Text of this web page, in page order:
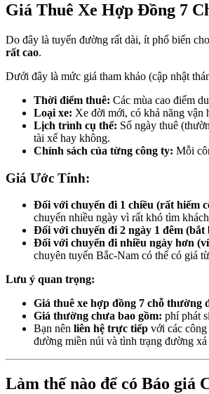
Giá Thuê Xe Hợp Đồng 7
Do đây là tuyến đường rất dài, ít phổ biến
rất cao.
Dưới đây là mức giá tham khảo (cập nhật
Thời điểm thuê: Các mùa cao điểm
Loại xe: Xe đời mới, có khả năng vận
Lịch trình cụ thể: Số ngày thuê
tài xế hay không.
Chính sách của từng công ty: Mỗi
Giá Ước Tính:
Đối với chuyến đi 1 chiều (rất hiếm
chuyến nhiều ngày vì rất khó tìm
Đối với chuyến đi 2 ngày 1 đêm
Đối với chuyến đi nhiều ngày hơn
chuyên tuyến Bắc-Nam có thể có giá từ
Lưu ý quan trọng:
Giá thuê xe hợp đồng 7 chỗ thường
Giá thường chưa bao gồm: phí phát
Bạn nên liên hệ trực tiếp với các
đường miền núi và tình trạng đường
Làm thế nào để có Báo giá